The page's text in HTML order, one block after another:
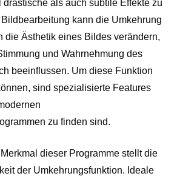
als auch subtile Effekte zu
kann die Umkehrung
die Ästhetik eines Bildes verändern,
und Wahrnehmung des
beeinflussen. Um diese Funktion
sind spezialisierte Features
zu finden sind.
dieser Programme stellt die
der Umkehrungsfunktion. Ideale